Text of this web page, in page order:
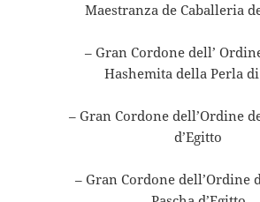
Maestranza de Caballeria
– Gran Cordone dell’
Hashemita della Perla
– Gran Cordone dell’Ordine
d’Egitto
– Gran Cordone dell’Ordine